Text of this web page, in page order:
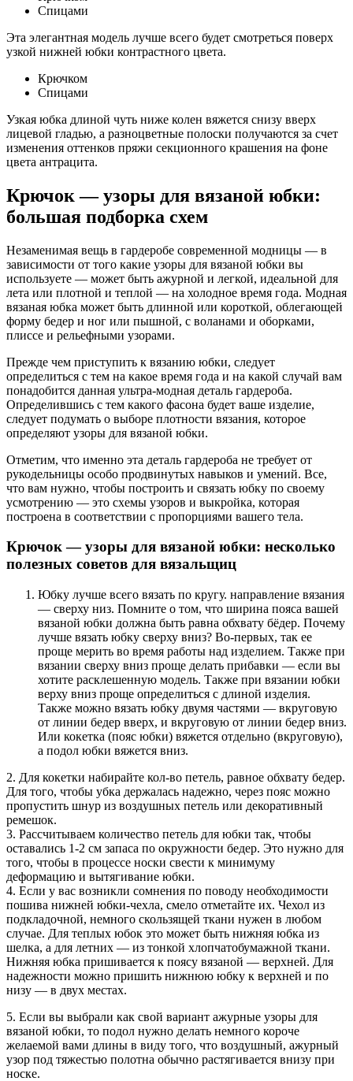
Спицами
Эта элегантная модель лучше всего будет смотреться поверх
узкой нижней юбки контрастного цвета.
Крючком
Спицами
Узкая юбка длиной чуть ниже колен вяжется снизу вверх
лицевой гладью, а разноцветные полоски получаются за счет
изменения оттенков пряжи секционного крашения на фоне
цвета антрацита.
Крючок — узоры для вязаной юбки:
большая подборка схем
Незаменимая вещь в гардеробе современной модницы — в
зависимости от того какие узоры для вязаной юбки вы
используете — может быть ажурной и легкой, идеальной для
лета или плотной и теплой — на холодное время года. Модная
вязаная юбка может быть длинной или короткой, облегающей
форму бедер и ног или пышной, с воланами и оборками,
плиссе и рельефными узорами.
Прежде чем приступить к вязанию юбки, следует
определиться с тем на какое время года и на какой случай вам
понадобится данная ультра-модная деталь гардероба.
Определившись с тем какого фасона будет ваше изделие,
следует подумать о выборе плотности вязания, которое
определяют узоры для вязаной юбки.
Отметим, что именно эта деталь гардероба не требует от
рукодельницы особо продвинутых навыков и умений. Все,
что вам нужно, чтобы построить и связать юбку по своему
усмотрению — это схемы узоров и выкройка, которая
построена в соответствии с пропорциями вашего тела.
Крючок — узоры для вязаной юбки: несколько
полезных советов для вязальщиц
Юбку лучше всего вязать по кругу. направление вязания
— сверху низ. Помните о том, что ширина пояса вашей
вязаной юбки должна быть равна обхвату бёдер. Почему
лучше вязать юбку сверху вниз? Во-первых, так ее
проще мерить во время работы над изделием. Также при
вязании сверху вниз проще делать прибавки — если вы
хотите расклешенную модель. Также при вязании юбки
верху вниз проще определиться с длиной изделия.
Также можно вязать юбку двумя частями — вкруговую
от линии бедер вверх, и вкруговую от линии бедер вниз.
Или кокетка (пояс юбки) вяжется отдельно (вкруговую),
а подол юбки вяжется вниз.
2. Для кокетки набирайте кол-во петель, равное обхвату бедер.
Для того, чтобы убка держалась надежно, через пояс можно
пропустить шнур из воздушных петель или декоративный
ремешок.
3. Рассчитываем количество петель для юбки так, чтобы
оставались 1-2 см запаса по окружности бедер. Это нужно для
того, чтобы в процессе носки свести к минимуму
деформацию и вытягивание юбки.
4. Если у вас возникли сомнения по поводу необходимости
пошива нижней юбки-чехла, смело отметайте их. Чехол из
подкладочной, немного скользящей ткани нужен в любом
случае. Для теплых юбок это может быть нижняя юбка из
шелка, а для летних — из тонкой хлопчатобумажной ткани.
Нижняя юбка пришивается к поясу вязаной — верхней. Для
надежности можно пришить нижнюю юбку к верхней и по
низу — в двух местах.
5. Если вы выбрали как свой вариант ажурные узоры для
вязаной юбки, то подол нужно делать немного короче
желаемой вами длины в виду того, что воздушный, ажурный
узор под тяжестью полотна обычно растягивается внизу при
носке.